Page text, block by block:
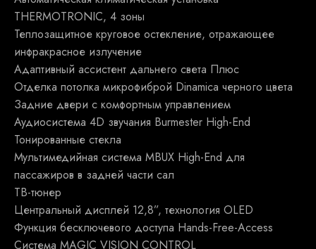
THERMOTRONIC, 4 зоны
Теплозащитное круговое остекление, отражающее
инфракрасное излучение
Адаптивный ассистент дальнего света Плюс
Отделка потолка микрофиброй Dinamica черного цвета
Задние двери с комфортным управлением
Аудиосистема 4D звучания Burmester High-End
Тонированные стекла
Мультимедийная система MBUX High-End для
пассажиров в задней части сал
ТВ-тюнер
Центральный дисплей 12,8”, технология OLED
Функция бесключевого доступа Hands-Free-Access
Система MAGIC VISION CONTROL